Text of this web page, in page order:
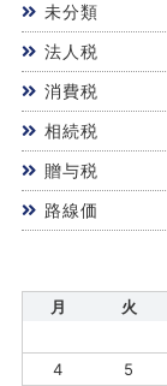
未分類
法人税
消費税
相続税
贈与税
路線価
月
火
4
5